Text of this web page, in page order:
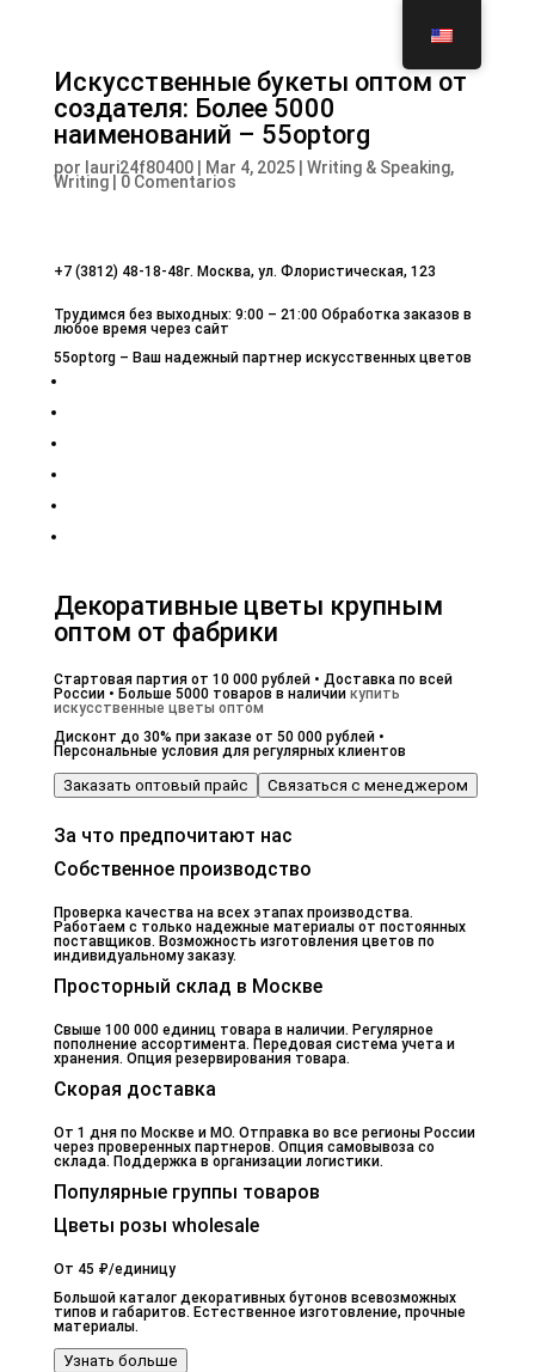
Искусственные букеты оптом от
создателя: Более 5000
наименований – 55optorg
por lauri24f80400| Mar 4, 2025| Writing & Speaking,
Writing| 0 Comentarios
+7 (3812) 48-18-48г. Москва, ул. Флористическая, 123
Трудимся без выходных: 9:00 – 21:00 Обработка заказов в
любое время через сайт
55optorg – Ваш надежный партнер искусственных цветов
Декоративные цветы крупным
оптом от фабрики
Стартовая партия от 10 000 рублей • Доставка по всей
России • Больше 5000 товаров в наличии купить
искусственные цветы оптом
Дисконт до 30% при заказе от 50 000 рублей •
Персональные условия для регулярных клиентов
Заказать оптовый прайс Связаться с менеджером
За что предпочитают нас
Собственное производство
Проверка качества на всех этапах производства.
Работаем с только надежные материалы от постоянных
поставщиков. Возможность изготовления цветов по
индивидуальному заказу.
Просторный склад в Москве
Свыше 100 000 единиц товара в наличии. Регулярное
пополнение ассортимента. Передовая система учета и
хранения. Опция резервирования товара.
Скорая доставка
От 1 дня по Москве и МО. Отправка во все регионы России
через проверенных партнеров. Опция самовывоза со
склада. Поддержка в организации логистики.
Популярные группы товаров
Цветы розы wholesale
От 45 ₽/единицу
Большой каталог декоративных бутонов всевозможных
типов и габаритов. Естественное изготовление, прочные
материалы.
Узнать больше